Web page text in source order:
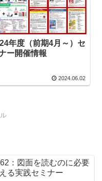
年度（前期4月～）セ
ー開催情報
2024.06.02
：図面を読むのに必要
る実践セミナー